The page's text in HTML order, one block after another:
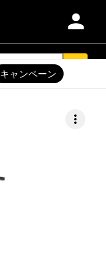
person
more_vert
キャンペーン